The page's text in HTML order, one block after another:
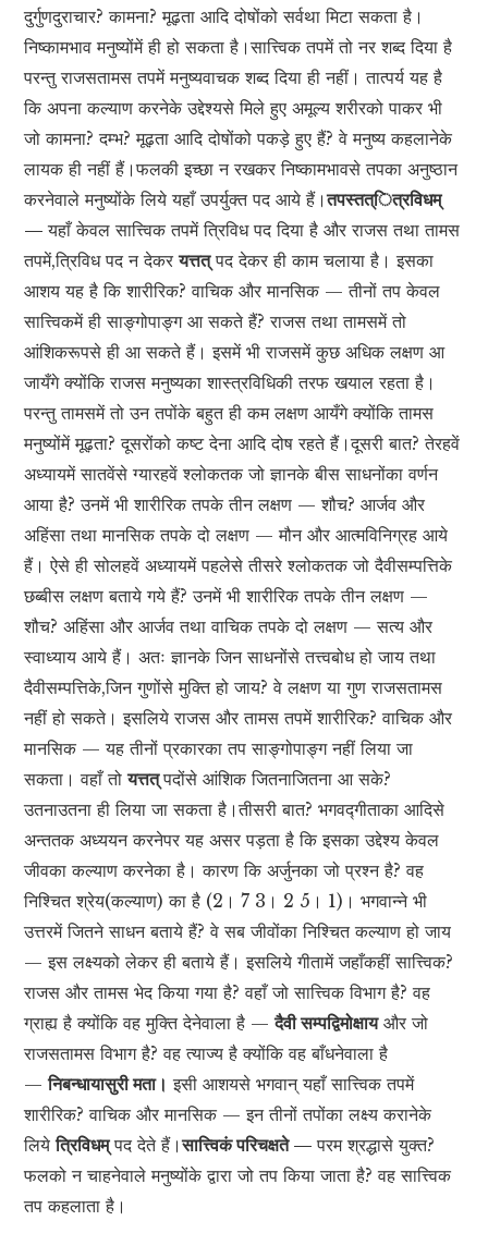
दुर्गुणदुराचार? कामना? मूढ़ता आदि दोषोंको सर्वथा मिटा सकता है।
निष्कामभाव मनुष्योंमें ही हो सकता है।सात्त्विक तपमें तो नर शब्द दिया है
परन्तु राजसतामस तपमें मनुष्यवाचक शब्द दिया ही नहीं। तात्पर्य यह है
कि अपना कल्याण करनेके उद्देश्यसे मिले हुए अमूल्य शरीरको पाकर भी
जो कामना? दम्भ? मूढ़ता आदि दोषोंको पकड़े हुए हैं? वे मनुष्य कहलानेके
लायक ही नहीं हैं।फलकी इच्छा न रखकर निष्कामभावसे तपका अनुष्ठान
करनेवाले मनुष्योंके लिये यहाँ उपर्युक्त पद आये हैं।तपस्तत्ित्रविधम्
—यहाँ केवल सात्त्विक तपमें त्रिविध पद दिया है और राजस तथा तामस
तपमें,त्रिविध पद न देकरयत्तत्पद देकर ही काम चलाया है। इसका
आशय यह है कि शारीरिक? वाचिक और मानसिक — तीनों तप केवल
सात्त्विकमें ही साङ्गोपाङ्ग आ सकते हैं? राजस तथा तामसमें तो
आंशिकरूपसे ही आ सकते हैं। इसमें भी राजसमें कुछ अधिक लक्षण आ
जायँगे क्योंकि राजस मनुष्यका शास्त्रविधिकी तरफ खयाल रहता है।
परन्तु तामसमें तो उन तपोंके बहुत ही कम लक्षण आयँगे क्योंकि तामस
मनुष्योंमें मूढ़ता? दूसरोंको कष्ट देना आदि दोष रहते हैं।दूसरी बात? तेरहवें
अध्यायमें सातवेंसे ग्यारहवें श्लोकतक जो ज्ञानके बीस साधनोंका वर्णन
आया है? उनमें भी शारीरिक तपके तीन लक्षण — शौच? आर्जव और
अहिंसा तथा मानसिक तपके दो लक्षण — मौन और आत्मविनिग्रह आये
हैं। ऐसे ही सोलहवें अध्यायमें पहलेसे तीसरे श्लोकतक जो दैवीसम्पत्तिके
छब्बीस लक्षण बताये गये हैं? उनमें भी शारीरिक तपके तीन लक्षण —
शौच? अहिंसा और आर्जव तथा वाचिक तपके दो लक्षण — सत्य और
स्वाध्याय आये हैं। अतः ज्ञानके जिन साधनोंसे तत्त्वबोध हो जाय तथा
दैवीसम्पत्तिके,जिन गुणोंसे मुक्ति हो जाय? वे लक्षण या गुण राजसतामस
नहीं हो सकते। इसलिये राजस और तामस तपमें शारीरिक? वाचिक और
मानसिक — यह तीनों प्रकारका तप साङ्गोपाङ्ग नहीं लिया जा
सकता। वहाँ तोयत्तत्पदोंसे आंशिक जितनाजितना आ सके?
उतनाउतना ही लिया जा सकता है।तीसरी बात? भगवद्गीताका आदिसे
अन्ततक अध्ययन करनेपर यह असर पड़ता है कि इसका उद्देश्य केवल
जीवका कल्याण करनेका है। कारण कि अर्जुनका जो प्रश्न है? वह
निश्चित श्रेय(कल्याण) का है (2। 7 3। 2 5। 1)। भगवान्ने भी
उत्तरमें जितने साधन बताये हैं? वे सब जीवोंका निश्चित कल्याण हो जाय
— इस लक्ष्यको लेकर ही बताये हैं। इसलिये गीतामें जहाँकहीं सात्त्विक?
राजस और तामस भेद किया गया है? वहाँ जो सात्त्विक विभाग है? वह
ग्राह्य है क्योंकि वह मुक्ति देनेवाला है —दैवी सम्पद्विमोक्षायऔर जो
राजसतामस विभाग है? वह त्याज्य है क्योंकि वह बाँधनेवाला है
—निबन्धायासुरी मता। इसी आशयसे भगवान् यहाँ सात्त्विक तपमें
शारीरिक? वाचिक और मानसिक — इन तीनों तपोंका लक्ष्य करानेके
लियेत्रिविधम्पद देते हैं।सात्त्विकं परिचक्षते —परम श्रद्धासे युक्त?
फलको न चाहनेवाले मनुष्योंके द्वारा जो तप किया जाता है? वह सात्त्विक
तप कहलाता है।